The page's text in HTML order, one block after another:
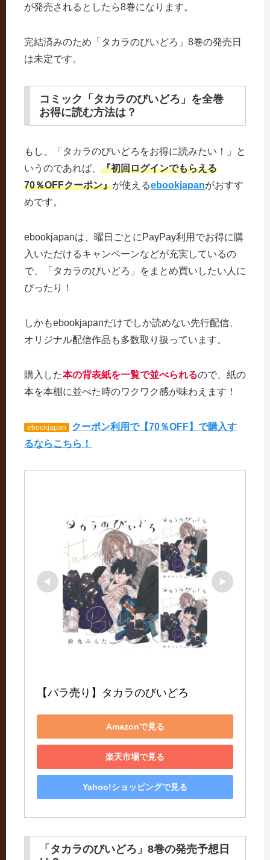
が発売されるとしたら8巻になります。
完結済みのため「タカラのびいどろ」8巻の発売日
は未定です。
コミック「タカラのびいどろ」を全巻
お得に読む方法は？
もし、「タカラのびいどろをお得に読みたい！」と
いうのであれば、 『初回ログインでもらえる
70％OFFクーポン』が使えるebookjapanがおすす
めです。
ebookjapanは、曜日ごとにPayPay利用でお得に購
入いただけるキャンペーンなどが充実しているの
で、「タカラのびいどろ」をまとめ買いしたい人に
ぴったり！
しかもebookjapanだけでしか読めない先行配信、
オリジナル配信作品も多数取り扱っています。
購入した本の背表紙を一覧で並べられるので、紙の
本を本棚に並べた時のワクワク感が味わえます！
ebookjapan
クーポン利用で【70％OFF】で購入す
るならこちら！
【バラ売り】タカラのびいどろ
Amazonで見る
楽天市場で見る
Yahoo!ショッピングで見る
「タカラのびいどろ」8巻の発売予想日